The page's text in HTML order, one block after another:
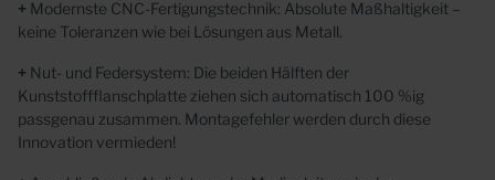
+ Modernste CNC-Fertigungstechnik: Absolute Maßhaltigkeit –
keine Toleranzen wie bei Lösungen aus Metall.
+ Nut- und Federsystem: Die beiden Hälften der
Kunststoffflanschplatte ziehen sich automatisch 100 %ig
passgenau zusammen. Montagefehler werden durch diese
Innovation vermieden!